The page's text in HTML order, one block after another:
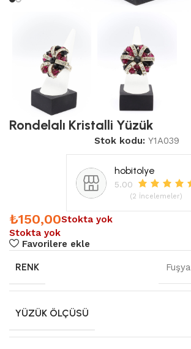
Rondelalı Kristalli Yüzük
Stok kodu:Y1A039
hobitolye
5.00
(2 İncelemeler)
₺150,00Stokta yok
Stokta yok
Favorilere ekle
RENK Fuşya
YÜZÜK ÖLÇÜSÜ